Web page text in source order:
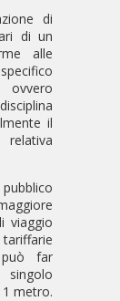
di
di un
alle
ovvero
il
relativa
viaggio
far
singolo
metro.